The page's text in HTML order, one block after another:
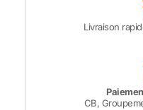
Livraison
CB,